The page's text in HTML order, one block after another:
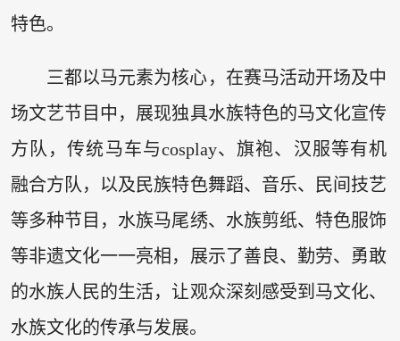
特色。
三都以马元素为核心，在赛马活动开场及中
场文艺节目中，展现独具水族特色的马文化宣传
方队，传统马车与cosplay、旗袍、汉服等有机
融合方队，以及民族特色舞蹈、音乐、民间技艺
等多种节目，水族马尾绣、水族剪纸、特色服饰
等非遗文化一一亮相，展示了善良、勤劳、勇敢
的水族人民的生活，让观众深刻感受到马文化、
水族文化的传承与发展。